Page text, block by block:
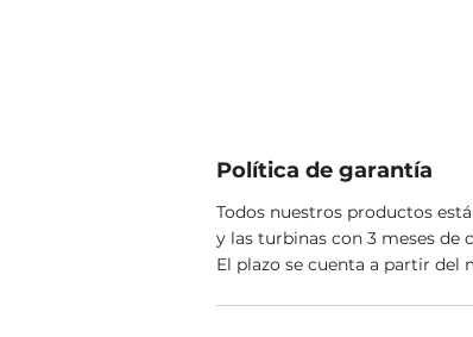
Política de garantía
Todos nuestros productos
y las turbinas con 3 meses de
El plazo se cuenta a partir del